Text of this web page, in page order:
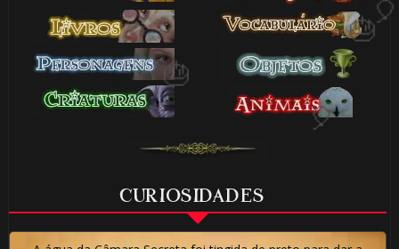
CURIOSIDADES